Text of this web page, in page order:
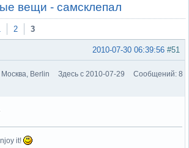
вещи - самсклепал
2 3
#51
2010-07-30 06:39:56
Berlin Здесь с 2010-07-29
Сообщений: 8
it!